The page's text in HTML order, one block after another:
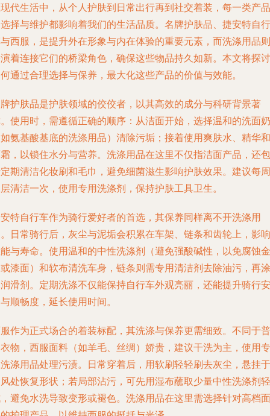
代生活中，从个人护肤到日常出行再到社交着装，每一类产品
择与维护都影响着我们的生活品质。名牌护肤品、捷安特自行
西服，是提升外在形象与内在体验的重要元素，而洗涤用品则
着连接它们的桥梁角色，确保这些物品持久如新。本文将探讨
通过合理选择与保养，最大化这些产品的价值与效能。
护肤品是护肤领域的佼佼者，以其高效的成分与科研背景著
使用时，需遵循正确的顺序：从洁面开始，选择温和的洗面奶
氨基酸基底的洗涤用品）清除污垢；接着使用爽肤水、精华和
，以锁住水分与营养。洗涤用品在这里不仅指洁面产品，还包
期清洁化妆刷和毛巾，避免细菌滋生影响护肤效果。建议每周
清洁一次，使用专用洗涤剂，保持护肤工具卫生。
特自行车作为骑行爱好者的首选，其保养同样离不开洗涤用
日常骑行后，灰尘与泥垢会积累在车架、链条和齿轮上，影响
与寿命。使用温和的中性洗涤剂（避免强酸碱性，以免腐蚀金
漆面）和软布清洗车身，链条则需专用清洁剂去除油污，再涂
滑剂。定期洗涤不仅能保持自行车外观亮丽，还能提升骑行安
顺畅度，延长使用时间。
作为正式场合的着装标配，其洗涤与保养更需细致。不同于普
物，西服面料（如羊毛、丝绸）娇贵，建议干洗为主，使用专
涤用品处理污渍。日常穿着后，用软刷轻轻刷去灰尘，悬挂于
处恢复形状；若局部沾污，可先用湿布蘸取少量中性洗涤剂轻
避免水洗导致变形或褪色。洗涤用品在这里需选择针对高档面